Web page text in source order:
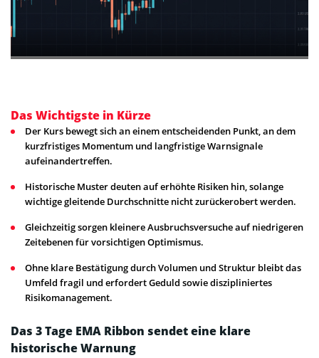
Das Wichtigste in Kürze
Der Kurs bewegt sich an einem entscheidenden Punkt, an dem
kurzfristiges Momentum und langfristige Warnsignale
aufeinandertreffen.
Historische Muster deuten auf erhöhte Risiken hin, solange
wichtige gleitende Durchschnitte nicht zurückerobert werden.
Gleichzeitig sorgen kleinere Ausbruchsversuche auf niedrigeren
Zeitebenen für vorsichtigen Optimismus.
Ohne klare Bestätigung durch Volumen und Struktur bleibt das
Umfeld fragil und erfordert Geduld sowie diszipliniertes
Risikomanagement.
Das 3 Tage EMA Ribbon sendet eine klare
historische Warnung